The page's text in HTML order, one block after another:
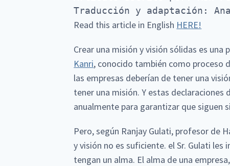
Traducción y adaptación:
Read this article in English HERE!
Crear una misión y visión sólidas es
Kanri, conocido también como proceso
las empresas deberían de tener una
tener una misión. Y estas declaraciones
anualmente para garantizar que siguen
Pero, según Ranjay Gulati, profesor de
y visión no es suficiente. el Sr. Gulati
tengan un alma. El alma de una